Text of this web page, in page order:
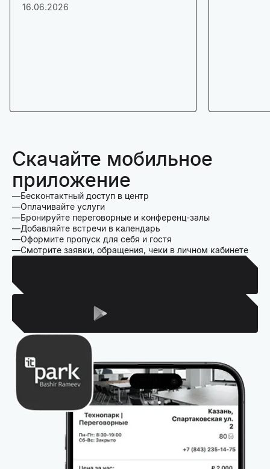
16.06.2026
Скачайте мобильное
приложение
Бесконтактный доступ в центр
Оплачивайте услуги
Бронируйте переговорные и конференц-залы
Добавляйте встречи в календарь
Оформите пропуск для себя и гостя
Смотрите заявки, обращения, чеки в личном кабинете